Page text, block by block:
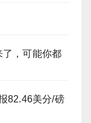
了，可能你都
82.46美分/磅